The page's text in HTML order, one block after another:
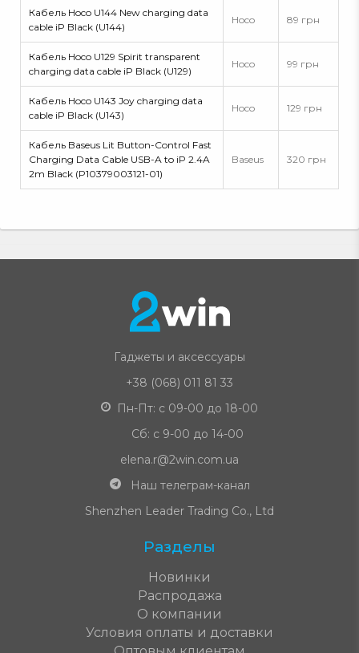
Кабель Hoco U144 New charging data
cable iP Black (U144)
Hoco 89 грн
Кабель Hoco U129 Spirit transparent
charging data cable iP Black (U129)
Hoco 99 грн
Кабель Hoco U143 Joy charging data
cable iP Black (U143)
Hoco 129 грн
Кабель Baseus Lit Button-Control Fast
Charging Data Cable USB-A to iP 2.4A
2m Black (P10379003121-01)
Baseus 320 грн
Гаджеты и аксессуары
+38 (068) 011 81 33
Пн-Пт: с 09-00 до 18-00
Сб: с 9-00 до 14-00
elena.r@2win.com.ua
Наш телеграм-канал
Shenzhen Leader Trading Co., Ltd
Разделы
Новинки
Распродажа
О компании
Условия оплаты и доставки